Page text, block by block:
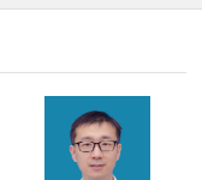
万能手术床、中
除颤起搏器、多
恒速输注泵及功
碳监测，有创动
分析仪、X光C臂
配合完成各科室